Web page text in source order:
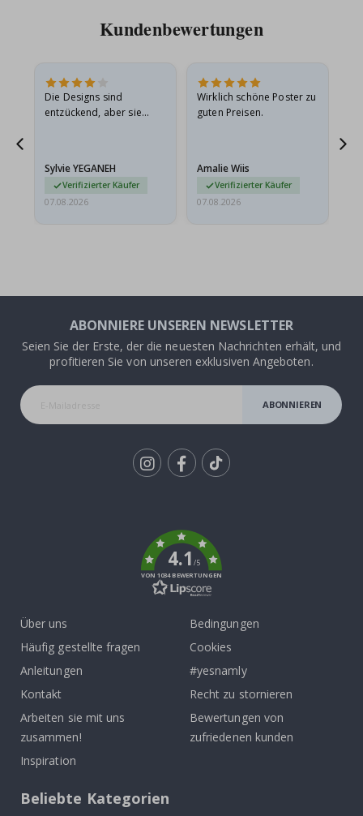
Kundenbewertungen
Die Designs sind
entzückend, aber sie
sie…
Sylvie YEGANEH
Verifizierter Käufer
07.08.2026
Wirklich schöne Poster zu
guten Preisen.
Amalie Wiis
Verifizierter Käufer
07.08.2026
ABONNIERE UNSEREN NEWSLETTER
Seien Sie der Erste, der die neuesten Nachrichten erhält, und
profitieren Sie von unseren exklusiven Angeboten.
ABONNIEREN
4.1/5
VON 1034 BEWERTUNGEN
Über uns
Häufig gestellte fragen
Anleitungen
Kontakt
Arbeiten sie mit uns
zusammen!
Inspiration
Bedingungen
Cookies
#yesnamly
Recht zu stornieren
Bewertungen von
zufriedenen kunden
Beliebte Kategorien